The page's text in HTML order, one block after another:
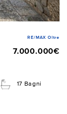
RE/MAX Oltre
7.000.000€
17 Bagni